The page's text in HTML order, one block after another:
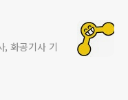
, 화공기사 기